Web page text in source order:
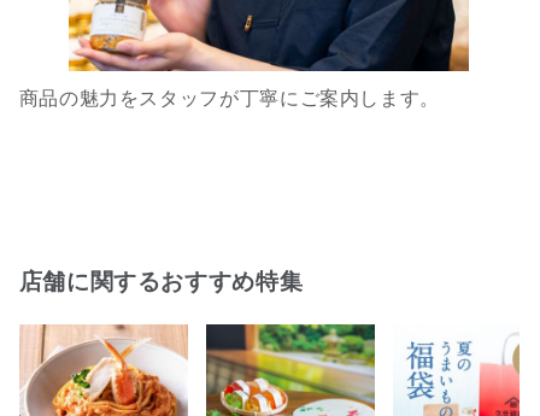
商品の魅力をスタッフが丁寧にご案内します。
店舗に関するおすすめ特集